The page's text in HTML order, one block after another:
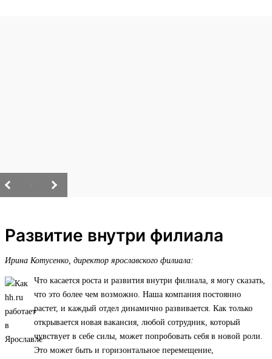
Развитие внутри филиала
Ирина Котусенко, директор ярославского филиала:
Что касается роста и развития внутри филиала, я могу сказать,
что это более чем возможно. Наша компания постоянно
растет, и каждый отдел динамично развивается. Как только
открывается новая вакансия, любой сотрудник, который
чувствует в себе силы, может попробовать себя в новой роли.
Это может быть и горизонтальное перемещение,